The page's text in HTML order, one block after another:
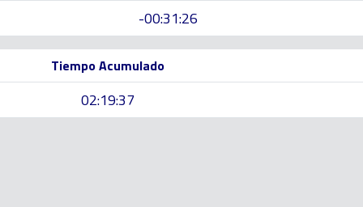
-00:31:26
Tiempo Acumulado
02:19:37